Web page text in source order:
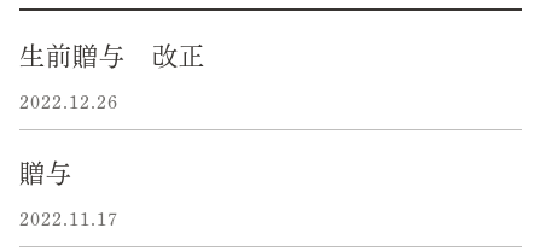
生前贈与 改正
2022.12.26
贈与
2022.11.17